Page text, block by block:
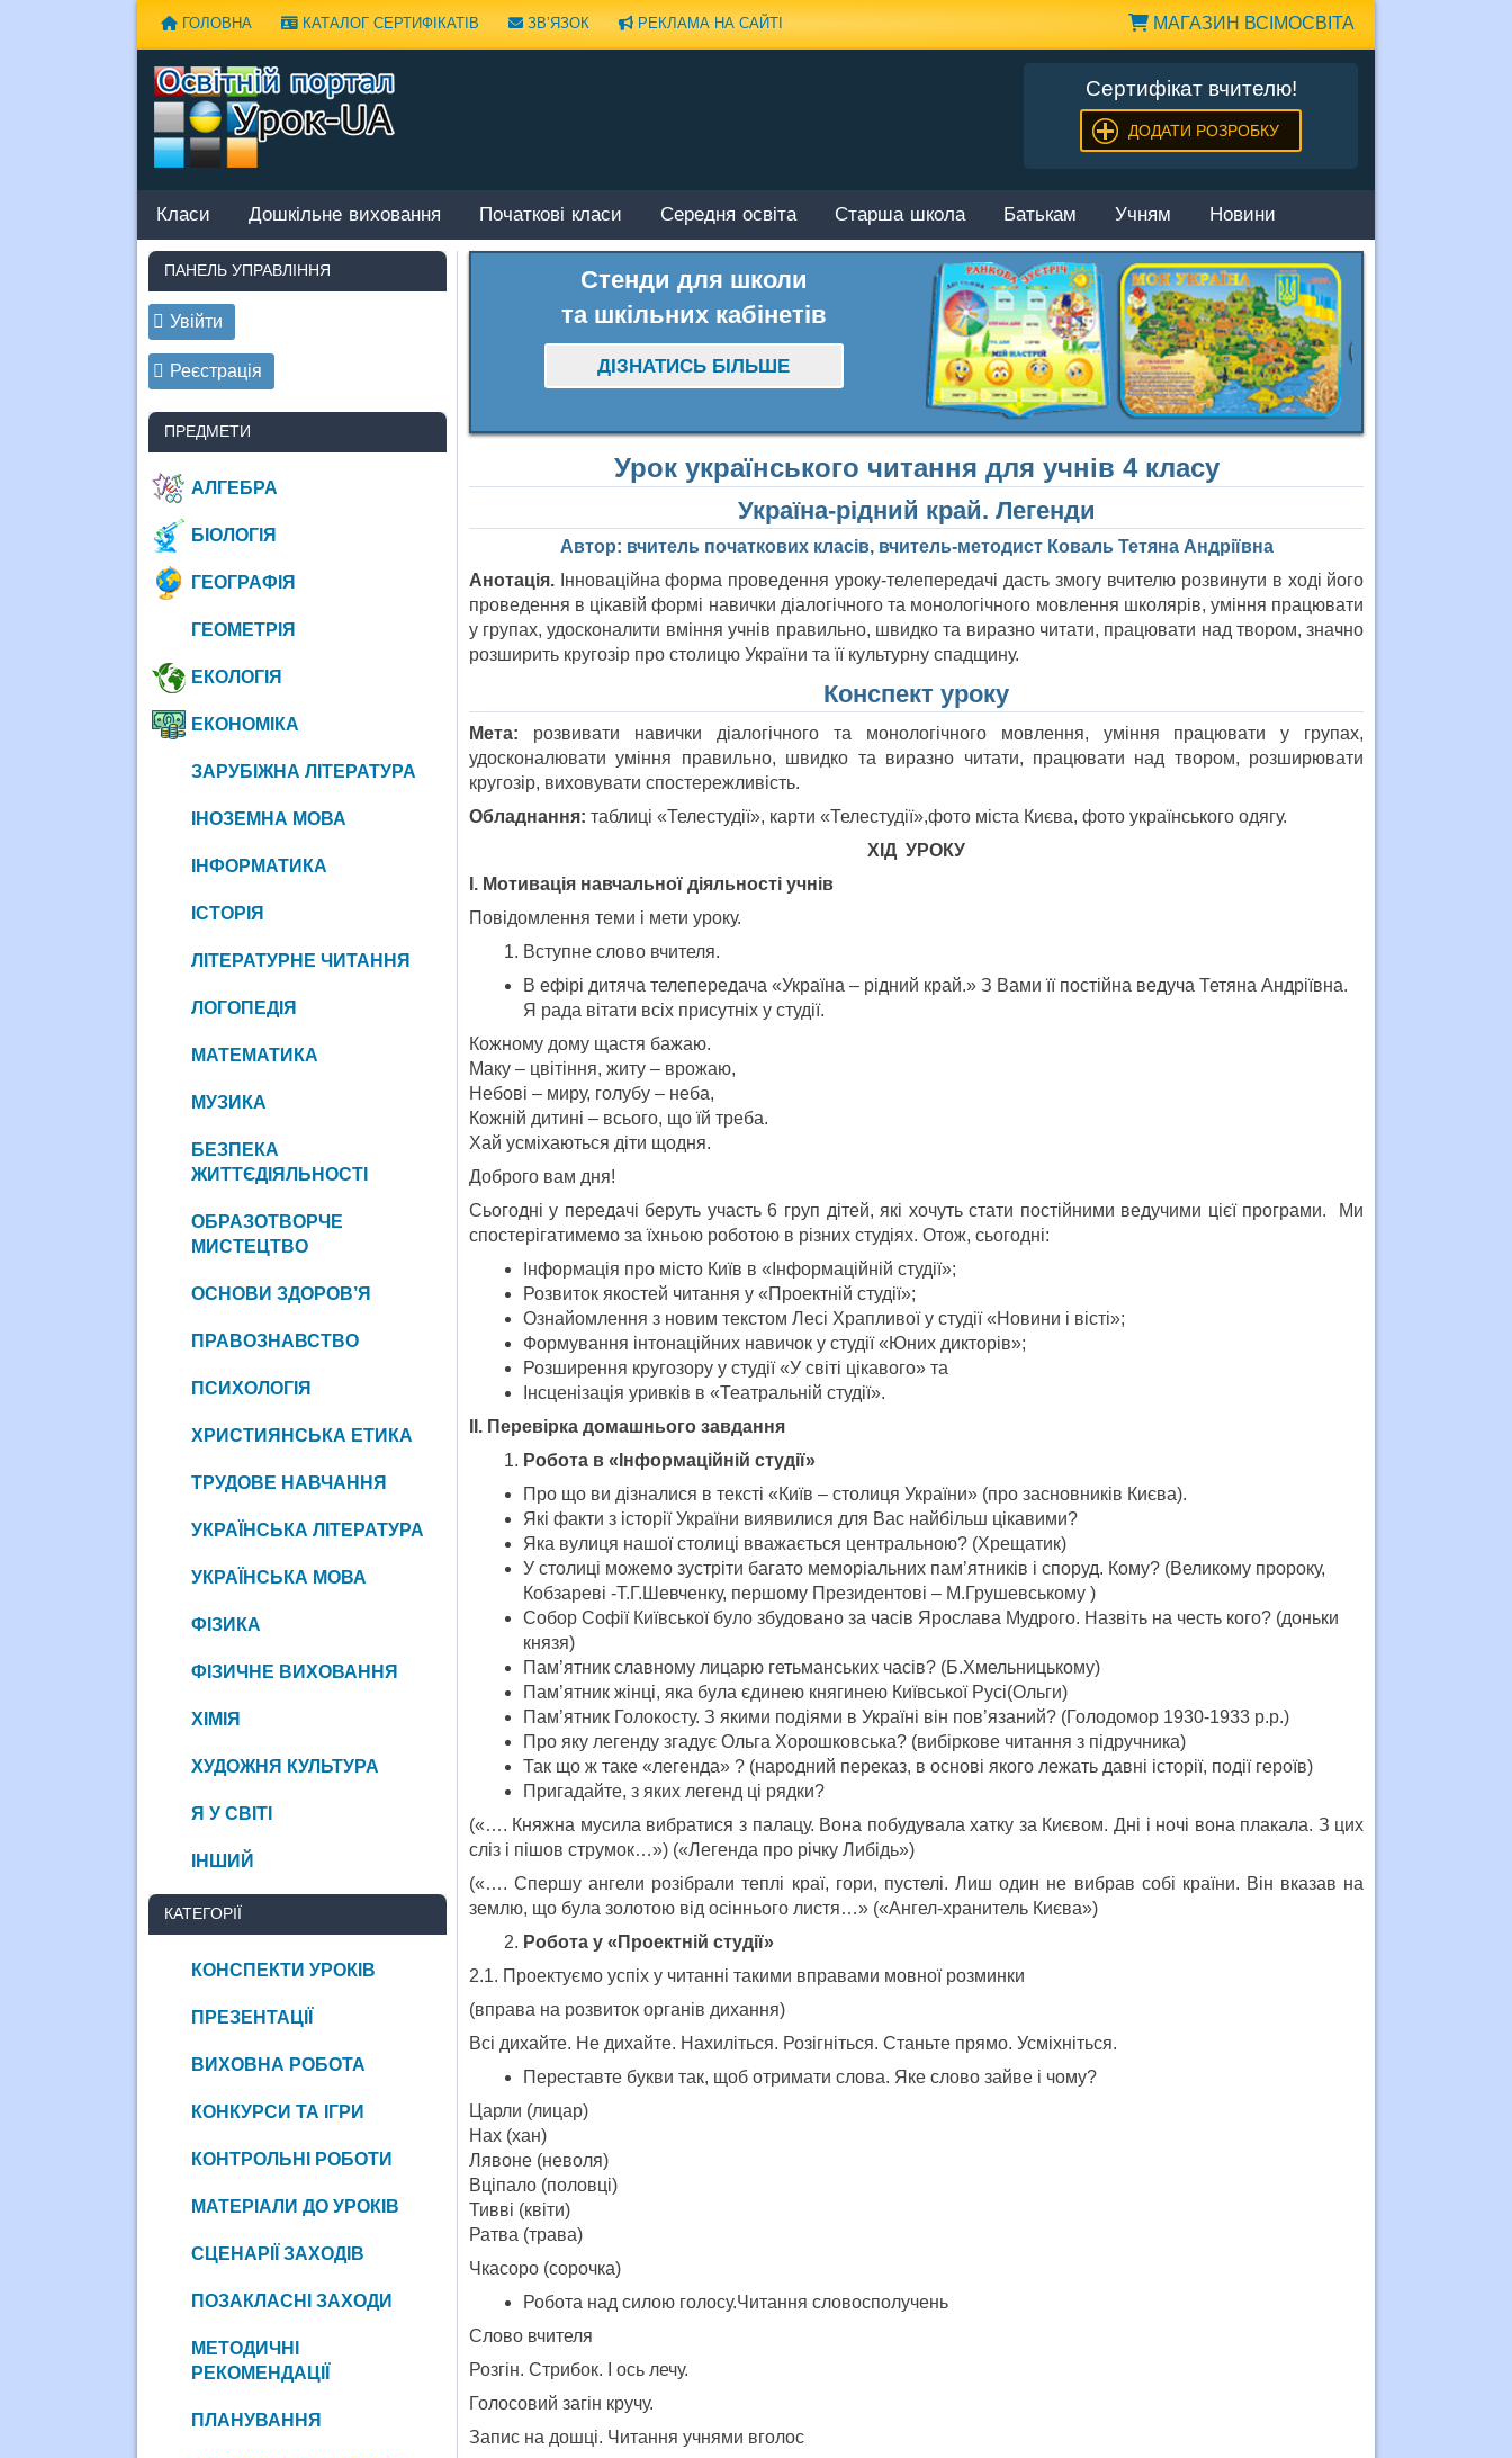
МАГАЗИН ВСІМОСВІТА
ГОЛОВНА КАТАЛОГ СЕРТИФІКАТІВ ЗВ’ЯЗОК РЕКЛАМА НА САЙТІ
Сертифікат вчителю!
ДОДАТИ РОЗРОБКУ
Класи Дошкільне виховання Початкові класи Середня освіта Старша школа Батькам Учням Новини
Стенди для школи
та шкільних кабінетів
ДІЗНАТИСЬ БІЛЬШЕ
Урок українського читання для учнів 4 класу
Україна-рідний край. Легенди
Автор: вчитель початкових класів, вчитель-методист Коваль Тетяна Андріївна
Анотація. Інноваційна форма проведення уроку-телепередачі дасть змогу вчителю розвинути в ході його
проведення в цікавій формі навички діалогічного та монологічного мовлення школярів, уміння працювати
у групах, удосконалити вміння учнів правильно, швидко та виразно читати, працювати над твором, значно
розширить кругозір про столицю України та її культурну спадщину.
Конспект уроку
Мета: розвивати навички діалогічного та монологічного мовлення, уміння працювати у групах,
удосконалювати уміння правильно, швидко та виразно читати, працювати над твором, розширювати
кругозір, виховувати спостережливість.
Обладнання: таблиці «Телестудії», карти «Телестудії»,фото міста Києва, фото українського одягу.
ХІД УРОКУ
І. Мотивація навчальної діяльності учнів
Повідомлення теми і мети уроку.
Вступне слово вчителя.
В ефірі дитяча телепередача «Україна – рідний край.» З Вами її постійна ведуча Тетяна Андріївна.
Я рада вітати всіх присутніх у студії.
Кожному дому щастя бажаю.
Маку – цвітіння, житу – врожаю,
Небові – миру, голубу – неба,
Кожній дитині – всього, що їй треба.
Хай усміхаються діти щодня.
Доброго вам дня!
Сьогодні у передачі беруть участь 6 груп дітей, які хочуть стати постійними ведучими цієї програми. Ми
спостерігатимемо за їхньою роботою в різних студіях. Отож, сьогодні:
Інформація про місто Київ в «Інформаційній студії»;
Розвиток якостей читання у «Проектній студії»;
Ознайомлення з новим текстом Лесі Храпливої у студії «Новини і вісті»;
Формування інтонаційних навичок у студії «Юних дикторів»;
Розширення кругозору у студії «У світі цікавого» та
Інсценізація уривків в «Театральній студії».
ІІ. Перевірка домашнього завдання
Робота в «Інформаційній студії»
Про що ви дізналися в тексті «Київ – столиця України» (про засновників Києва).
Які факти з історії України виявилися для Вас найбільш цікавими?
Яка вулиця нашої столиці вважається центральною? (Хрещатик)
У столиці можемо зустріти багато меморіальних пам’ятників і споруд. Кому? (Великому пророку,
Кобзареві -Т.Г.Шевченку, першому Президентові – М.Грушевському )
Собор Софії Київської було збудовано за часів Ярослава Мудрого. Назвіть на честь кого? (доньки
князя)
Пам’ятник славному лицарю гетьманських часів? (Б.Хмельницькому)
Пам’ятник жінці, яка була єдинею княгинею Київської Русі(Ольги)
Пам’ятник Голокосту. З якими подіями в Україні він пов’язаний? (Голодомор 1930-1933 р.р.)
Про яку легенду згадує Ольга Хорошковська? (вибіркове читання з підручника)
Так що ж таке «легенда» ? (народний переказ, в основі якого лежать давні історії, події героїв)
Пригадайте, з яких легенд ці рядки?
(«…. Княжна мусила вибратися з палацу. Вона побудувала хатку за Києвом. Дні і ночі вона плакала. З цих
сліз і пішов струмок…») («Легенда про річку Либідь»)
(«…. Спершу ангели розібрали теплі краї, гори, пустелі. Лиш один не вибрав собі країни. Він вказав на
землю, що була золотою від осіннього листя…» («Ангел-хранитель Києва»)
Робота у «Проектній студії»
2.1. Проектуємо успіх у читанні такими вправами мовної розминки
(вправа на розвиток органів дихання)
Всі дихайте. Не дихайте. Нахиліться. Розігніться. Станьте прямо. Усміхніться.
Переставте букви так, щоб отримати слова. Яке слово зайве і чому?
Царли (лицар)
Нах (хан)
Лявоне (неволя)
Вціпало (половці)
Тивві (квіти)
Ратва (трава)
Чкасоро (сорочка)
Робота над силою голосу.Читання словосполучень
Слово вчителя
Розгін. Стрибок. І ось лечу.
Голосовий загін кручу.
Запис на дошці. Читання учнями вголос
ПАНЕЛЬ УПРАВЛІННЯ
Увійти
Реєстрація
ПРЕДМЕТИ
АЛГЕБРА
БІОЛОГІЯ
ГЕОГРАФІЯ
ГЕОМЕТРІЯ
ЕКОЛОГІЯ
ЕКОНОМІКА
ЗАРУБІЖНА ЛІТЕРАТУРА
ІНОЗЕМНА МОВА
ІНФОРМАТИКА
ІСТОРІЯ
ЛІТЕРАТУРНЕ ЧИТАННЯ
ЛОГОПЕДІЯ
МАТЕМАТИКА
МУЗИКА
БЕЗПЕКА
ЖИТТЄДІЯЛЬНОСТІ
ОБРАЗОТВОРЧЕ
МИСТЕЦТВО
ОСНОВИ ЗДОРОВ’Я
ПРАВОЗНАВСТВО
ПСИХОЛОГІЯ
ХРИСТИЯНСЬКА ЕТИКА
ТРУДОВЕ НАВЧАННЯ
УКРАЇНСЬКА ЛІТЕРАТУРА
УКРАЇНСЬКА МОВА
ФІЗИКА
ФІЗИЧНЕ ВИХОВАННЯ
ХІМІЯ
ХУДОЖНЯ КУЛЬТУРА
Я У СВІТІ
ІНШИЙ
КАТЕГОРІЇ
КОНСПЕКТИ УРОКІВ
ПРЕЗЕНТАЦІЇ
ВИХОВНА РОБОТА
КОНКУРСИ ТА ІГРИ
КОНТРОЛЬНІ РОБОТИ
МАТЕРІАЛИ ДО УРОКІВ
СЦЕНАРІЇ ЗАХОДІВ
ПОЗАКЛАСНІ ЗАХОДИ
МЕТОДИЧНІ
РЕКОМЕНДАЦІЇ
ПЛАНУВАННЯ